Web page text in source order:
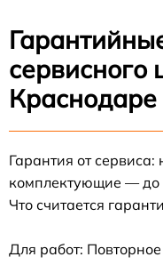
сервисного
Краснодаре
Гарантия от
комплектующие — до
Что считается
Для работ: